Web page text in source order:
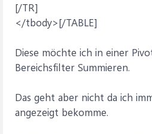
[/TR]
</tbody>[/TABLE]
Diese möchte ich in einer
Bereichsfilter Summieren.
Das geht aber nicht da ich
angezeigt bekomme.